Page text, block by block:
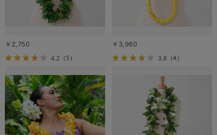
￥2,750
4.2 （5）
￥3,960
3.8 （4）